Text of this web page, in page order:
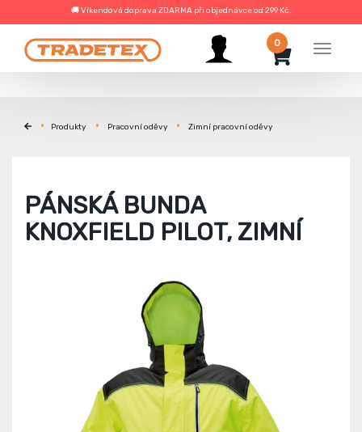
🚚 Víkendová doprava ZDARMA při objednávce od 299 Kč.
Menu
0
Produkty Pracovní oděvy Zimní pracovní oděvy
PÁNSKÁ BUNDA
KNOXFIELD PILOT, ZIMNÍ